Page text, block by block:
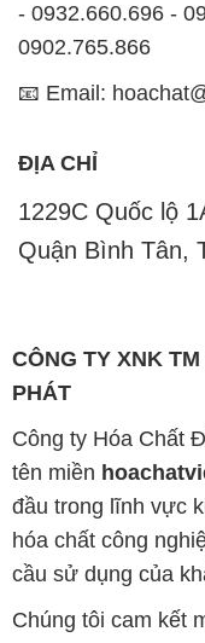
- 0932.660.696 -
0902.765.866
📧 Email:
ĐỊA CHỈ
1229C Quốc lộ
Quận Bình Tân,
CÔNG TY XNK
PHÁT
Công ty Hóa Chất
tên miền
đầu trong lĩnh vực
hóa chất công
cầu sử dụng của
Chúng tôi cam kết